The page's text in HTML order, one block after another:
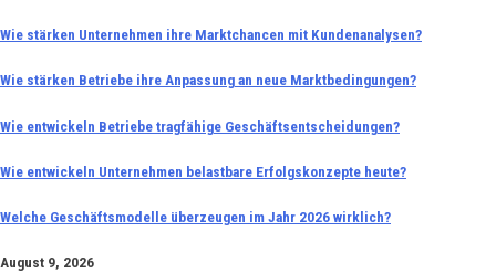
Skip
content
Wie stärken Unternehmen ihre Marktchancen mit Kundenanalysen?
Wie stärken Betriebe ihre Anpassung an neue Marktbedingungen?
Wie entwickeln Betriebe tragfähige Geschäftsentscheidungen?
Wie entwickeln Unternehmen belastbare Erfolgskonzepte heute?
Welche Geschäftsmodelle überzeugen im Jahr 2026 wirklich?
August 9, 2026